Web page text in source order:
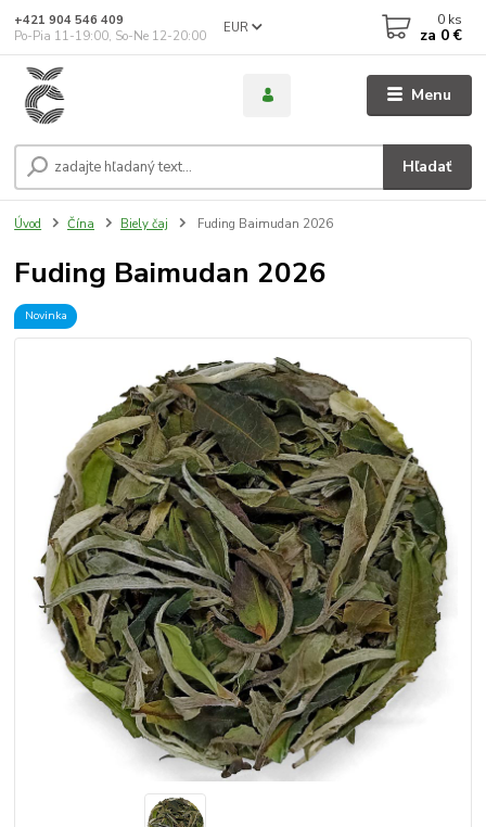
Menu
EUR
Hľadať
+421 904 546 409
Po-Pia 11-19:00, So-Ne 12-20:00
0 ks
za 0 €
Úvod Čína Biely čaj Fuding Baimudan 2026
Fuding Baimudan 2026
Novinka